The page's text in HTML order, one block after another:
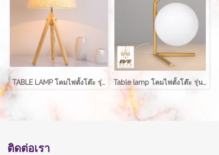
TABLE LAMP โคมไฟตั้งโต๊ะ รุ่น EVE-00219 Table lamp โคมไฟตั้งโต๊ะ รุ่น ABALL EVE-00196B
ติดต่อเรา